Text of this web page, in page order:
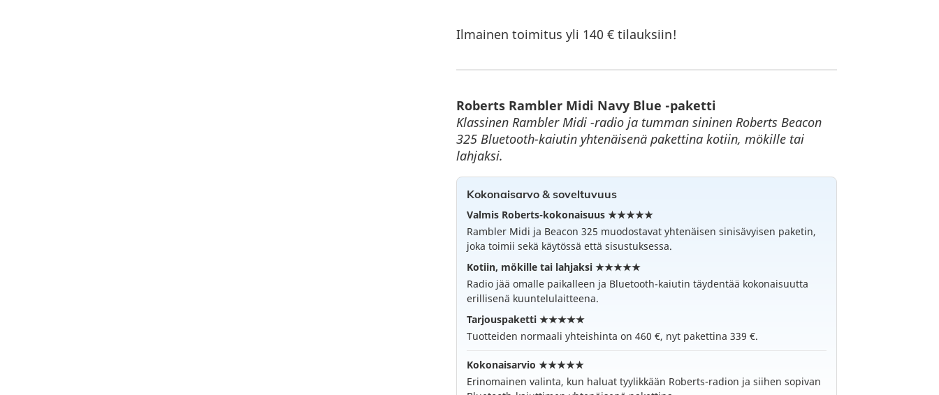
Ilmainen toimitus yli 140 € tilauksiin!
Roberts Rambler Midi Navy Blue -paketti
Klassinen Rambler Midi -radio ja tumman sininen Roberts Beacon
325 Bluetooth-kaiutin yhtenäisenä pakettina kotiin, mökille tai
lahjaksi.
Kokonaisarvo & soveltuvuus
Valmis Roberts-kokonaisuus ★★★★★
Rambler Midi ja Beacon 325 muodostavat yhtenäisen sinisävyisen paketin,
joka toimii sekä käytössä että sisustuksessa.
Kotiin, mökille tai lahjaksi ★★★★★
Radio jää omalle paikalleen ja Bluetooth-kaiutin täydentää kokonaisuutta
erillisenä kuuntelulaitteena.
Tarjouspaketti ★★★★★
Tuotteiden normaali yhteishinta on 460 €, nyt pakettina 339 €.
Kokonaisarvio ★★★★★
Erinomainen valinta, kun haluat tyylikkään Roberts-radion ja siihen sopivan